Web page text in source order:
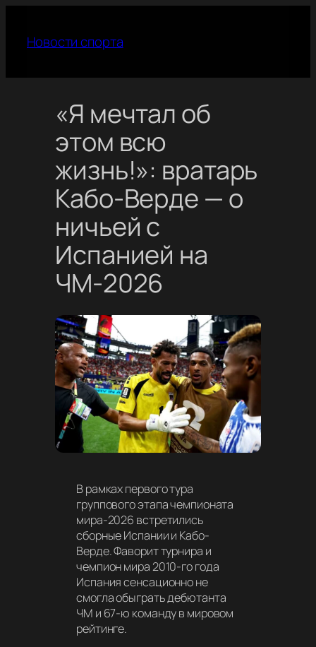
содержимому
Новости спорта
«Я мечтал об
этом всю
жизнь!»: вратарь
Кабо-Верде — о
ничьей с
Испанией на
ЧМ-2026
В рамках первого тура
группового этапа чемпионата
мира-2026 встретились
сборные Испании и Кабо-
Верде. Фаворит турнира и
чемпион мира 2010-го года
Испания сенсационно не
смогла обыграть дебютанта
ЧМ и 67-ю команду в мировом
рейтинге.